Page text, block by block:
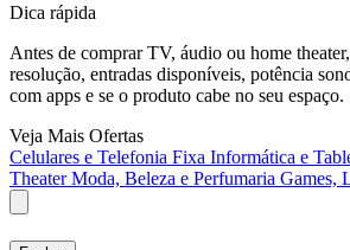
Dica rápida
Antes de comprar TV, áudio ou home
resolução, entradas disponíveis, potência
com apps e se o produto cabe no seu espaço.
Veja Mais Ofertas
Celulares e Telefonia Fixa Informática e
TheaterModa, Beleza e Perfumaria Games,